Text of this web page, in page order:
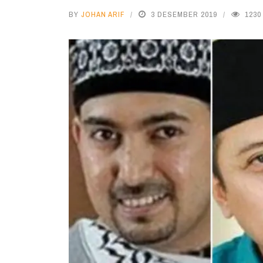
BY JOHAN ARIF 3 DESEMBER 2019 1230